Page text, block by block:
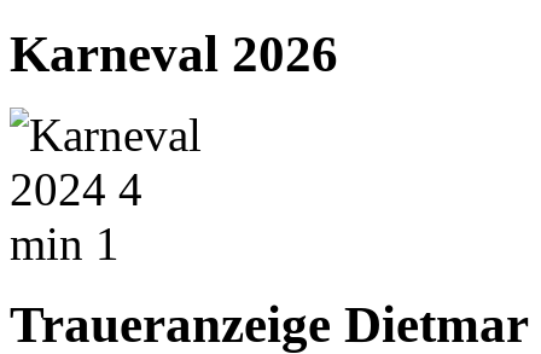
Karneval 2026
Traueranzeige